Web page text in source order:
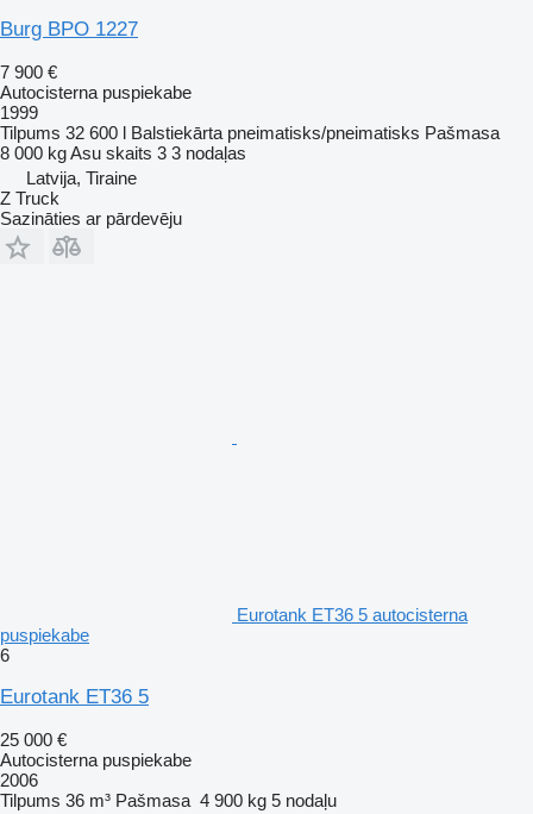
Burg BPO 1227
7 900 €
Autocisterna puspiekabe
1999
Tilpums 32 600 l Balstiekārta pneimatisks/pneimatisks Pašmasa
8 000 kgAsu skaits 3 3 nodaļas
Latvija, Tiraine
Z Truck
Sazināties ar pārdevēju
Eurotank ET36 5 autocisterna
puspiekabe
6
Eurotank ET36 5
25 000 €
Autocisterna puspiekabe
2006
Tilpums 36 m³ Pašmasa 4 900 kg 5 nodaļu